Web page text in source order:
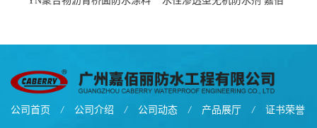
公司首页 / 公司介绍 / 公司动态 / 产品展厅 / 证书荣誉